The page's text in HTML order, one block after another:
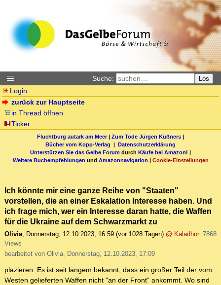
Suche: Los
Login
zurück zur Hauptseite
in Thread öffnen
Ticker
Fluchtburg autark am Meer| Zum Tode Jürgen Küßners |
Bücher vom Kopp-Verlag | Datenschutzerklärung
Unterstützen Sie das Gelbe Forum durch Käufe bei Amazon! |
Weitere Buchempfehlungen und Amazonnavigation | Cookie-Einstellungen
Ich könnte mir eine ganze Reihe von "Staaten"
vorstellen, die an einer Eskalation Interesse haben. Und
ich frage mich, wer ein Interesse daran hatte, die Waffen
für die Ukraine auf dem Schwarzmarkt zu
Olivia, Donnerstag, 12.10.2023, 16:59 (vor 1028 Tagen) @ Kaladhor 7868
Views
bearbeitet von Olivia, Donnerstag, 12.10.2023, 17:09
plazieren. Es ist seit langem bekannt, dass ein großer Teil der vom
Westen gelieferten Waffen nicht "an der Front" ankommt. Wo sind